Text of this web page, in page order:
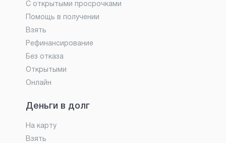
С открытыми просрочками
Помощь в получении
Взять
Рефинансирование
Без отказа
Открытыми
Онлайн
Деньги в долг
На карту
Взять